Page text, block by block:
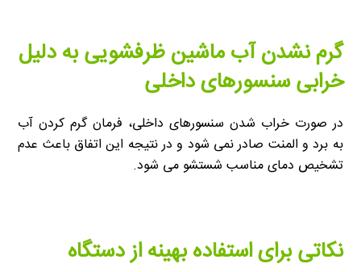
گرم نشدن آب ماشین ظرفشویی به دلیل
خرابی سنسورهای داخلی
در صورت خراب شدن سنسورهای داخلی، فرمان گرم کردن آب
به برد و المنت صادر نمی شود و در نتیجه این اتفاق باعث عدم
تشخیص دمای مناسب شستشو می شود.
نکاتی برای استفاده بهینه از دستگاه